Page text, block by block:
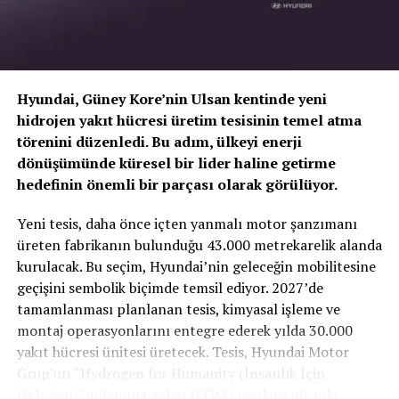
Sport ile Yere Basıyor
Türkiye’nin otomobiliTOGG T10Xgibi yüksek tork
değerlerine sahip elektrikli araçlarda, lastiğin zemine
tutunma kabiliyeti çok daha kritiktir.E-carturkiyeekibi
olarak bizzat deneyimlediğimizPetlas Snowmaster 2
Sport, performans odaklı yapısıyla elektrikli araçların
Hyundai, Güney Kore’nin Ulsan kentinde yeni
hidrojen yakıt hücresi üretim tesisinin temel atma
törenini düzenledi. Bu adım, ülkeyi enerji
dönüşümünde küresel bir lider haline getirme
hedefinin önemli bir parçası olarak görülüyor.
Yeni tesis, daha önce içten yanmalı motor şanzımanı
üreten fabrikanın bulunduğu 43.000 metrekarelik alanda
kurulacak. Bu seçim, Hyundai’nin geleceğin mobilitesine
geçişini sembolik biçimde temsil ediyor. 2027’de
tamamlanması planlanan tesis, kimyasal işleme ve
montaj operasyonlarını entegre ederek yılda 30.000
yakıt hücresi ünitesi üretecek. Tesis, Hyundai Motor
Grup’un “Hydrogen for Humanity (İnsanlık İçin